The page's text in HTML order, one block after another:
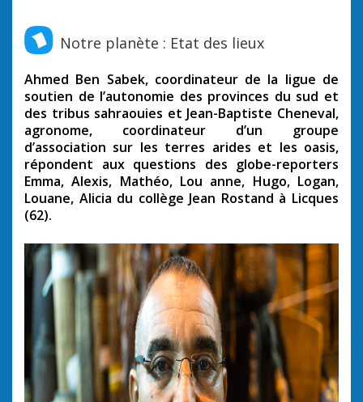
Notre planète : Etat des lieux
Ahmed Ben Sabek, coordinateur de la ligue de
soutien de l’autonomie des provinces du sud et
des tribus sahraouies et Jean-Baptiste Cheneval,
agronome, coordinateur d’un groupe
d’association sur les terres arides et les oasis,
répondent aux questions des globe-reporters
Emma, Alexis, Mathéo, Lou anne, Hugo, Logan,
Louane, Alicia du collège Jean Rostand à Licques
(62).